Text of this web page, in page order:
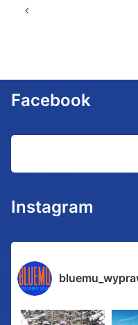
Facebook
Instagram